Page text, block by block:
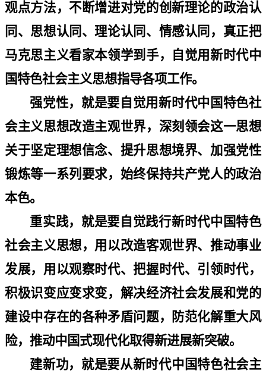
观点方法，不断增进对党的创新理论的政治认
同、思想认同、理论认同、情感认同，真正把
马克思主义看家本领学到手，自觉用新时代中
国特色社会主义思想指导各项工作。
强党性，就是要自觉用新时代中国特色社
会主义思想改造主观世界，深刻领会这一思想
关于坚定理想信念、提升思想境界、加强党性
锻炼等一系列要求，始终保持共产党人的政治
本色。
重实践，就是要自觉践行新时代中国特色
社会主义思想，用以改造客观世界、推动事业
发展，用以观察时代、把握时代、引领时代，
积极识变应变求变，解决经济社会发展和党的
建设中存在的各种矛盾问题，防范化解重大风
险，推动中国式现代化取得新进展新突破。
建新功，就是要从新时代中国特色社会主